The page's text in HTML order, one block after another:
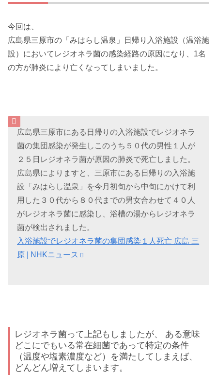
今回は、
広島県三原市の「みはらし温泉」日帰り入浴施設（温浴施
設）においてレジオネラ菌の感染経路の原因になり、1名
の方が肺炎により亡くなってしまいました。
広島県三原市にある日帰りの入浴施設でレジオネラ
菌の集団感染が発生しこのうち５０代の男性１人が
２５日レジオネラ菌が原因の肺炎で死亡しました。
広島県によりますと、三原市にある日帰りの入浴施
設「みはらし温泉」を今月初旬から中旬にかけて利
用した３０代から８０代までの男女合わせて４０人
がレジオネラ菌に感染し、浴槽の湯からレジオネラ
菌が検出されました。
入浴施設でレジオネラ菌の集団感染１人死亡 広島 三
原 | NHKニュース
レジオネラ菌って上記もしましたが、 ある意味
どこにでもいる常在細菌であって特定の条件
（温度や塩素濃度など）を満たしてしまえば、
どんどん増えてしまいます。